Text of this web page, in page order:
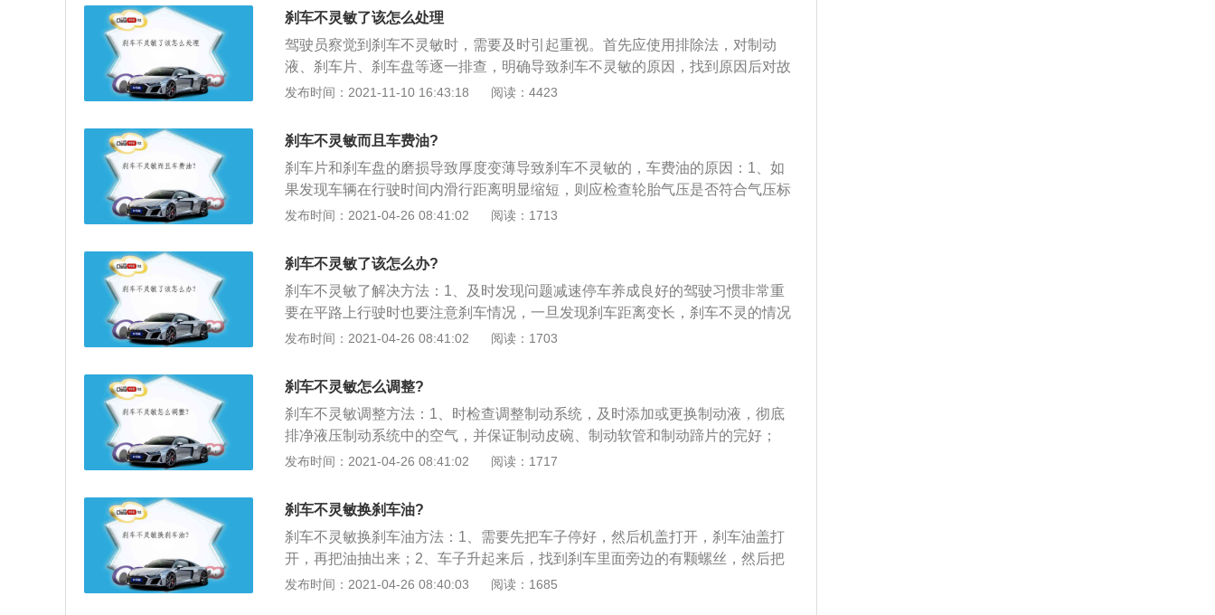
拿出里面的遥控电路板。一般就是电路板上面的电子元件贴片接触不良了，接下
来把预热好的电烙铁拿出来对接触不良的贴片进行加固焊接。焊接完了就把电路
板装回到遥控的控制盒里，然后开始试车，车门能够正常解锁的话就是维修成功
了。
刹车不灵敏了该怎么处理
驾驶员察觉到刹车不灵敏时，需要及时引起重视。首先应使用排除法，对制动
液、刹车片、刹车盘等逐一排查，明确导致刹车不灵敏的原因，找到原因后对故
障进行处理。故障排查：1.检查制动液是否需正常。储液罐里的制动液液位应在
否有渗漏，接着检查制动系统有无泄漏，排除泄漏后补充制动液。2.检查刹车片
是否变薄。刹车片的作用原理是挤压在刹车盘或者刹车毂之间，起到摩擦作用，
从而使车辆达到减速刹车的目的。由于其工作时总是伴随摩擦，所以车辆使用时
间一长一定会面临磨损和消耗。可以通过观察刹车片两侧凸起是位置的磨损情
况，当凸起标志小于2-3毫米，则需要更换刹车片。3.检查检查刹车盘。刹车盘除
物造成磨损。这种磨损是不均匀的，可能会出现部分磨损较深的情况，只要有部
分磨损情况超过安全使用的临界时，就必须更换刹车毂。驾驶员掌握一定的车辆
安全知识，在车辆发生故障时能及时发现，及早排查，这样才更有助于安全出
发布时间：2021-11-10 16:43:18 阅读：4423
刹车不灵敏而且车费油?
刹车片和刹车盘的磨损导致厚度变薄导致刹车不灵敏的，车费油的原因：1、如
果发现车辆在行驶时间内滑行距离明显缩短，则应检查轮胎气压是否符合气压标
准。如果轮胎充气不足，燃油消耗也会增加。提示：适时为轮胎充足气；2、检
示：必要时更换新的轮胎；3、如果在行驶或启动过程中发现车轮有异常噪音，
应及时检查轴承和制动系统有无故障。如果车轮转动不正常，会影响车速，使油
耗增加。
发布时间：2021-04-26 08:41:02 阅读：1713
刹车不灵敏了该怎么办?
刹车不灵敏了解决方法：1、及时发现问题减速停车养成良好的驾驶习惯非常重
要在平路上行驶时也要注意刹车情况，一旦发现刹车距离变长，刹车不灵的情况
要及时靠边停车或慢行，不能继续高速行驶。在高速公路上行驶的车辆，应当及
急下坡路段前，最好能轻点一下刹车，看刹车是不是好用。这时如果发现刹车失
灵，先试着拉手刹看看能否让车停下来。拉手刹时一定注意不能一下拉到底或者
拉得过快，那样容易造成手刹损坏失灵，应当缓缓用力，慢慢将手刹拉到底；
3、适当降低挡位控制车速如果手刹减速缓慢或手刹失灵，应当及时尝试使用强
制减挡（俗称抢挡）的方法用低挡位拖慢车速，使车速慢下来再配合手刹的使
发布时间：2021-04-26 08:41:02 阅读：1703
刹车不灵敏怎么调整?
刹车不灵敏调整方法：1、时检查调整制动系统，及时添加或更换制动液，彻底
排净液压制动系统中的空气，并保证制动皮碗、制动软管和制动蹄片的完好；
2、车在运行中，司机不能处于半制动状态。原因有二：其一刹车毂长时间摩
二半制动状态会使司机精神紧张，过度疲劳，造成疲劳驾驶，极易发生交通事
故。行车中如发现制动踏板变“软”时，应及时排气；下长坡途中应注意停
车“晾”刹，保证制动性能良好；3、当发现汽车制动系统过热时，严禁冷水直接浇
在制动毂上，防止制动毂发生爆裂，如果发生制动毂爆裂，汽车应立即停驶，以
免发生严重后果。
发布时间：2021-04-26 08:41:02 阅读：1717
刹车不灵敏换刹车油?
刹车不灵敏换刹车油方法：1、需要先把车子停好，然后机盖打开，刹车油盖打
开，再把油抽出来；2、车子升起来后，找到刹车里面旁边的有颗螺丝，然后把
它拧开，油滴出来之后拿抽油机抽出，抽的同时把新的刹车油倒在机盖的油壶里
发布时间：2021-04-26 08:40:03 阅读：1685